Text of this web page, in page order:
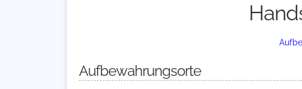
Aufbewahrungsorte